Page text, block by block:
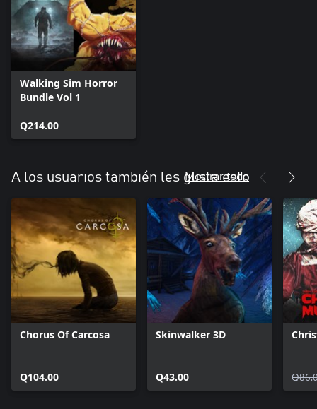
Walking Sim Horror
Bundle Vol 1
Q214.00
A los usuarios también les gusta esto
Mostrar todo
Chorus Of Carcosa
Q104.00
Skinwalker 3D
Q43.00